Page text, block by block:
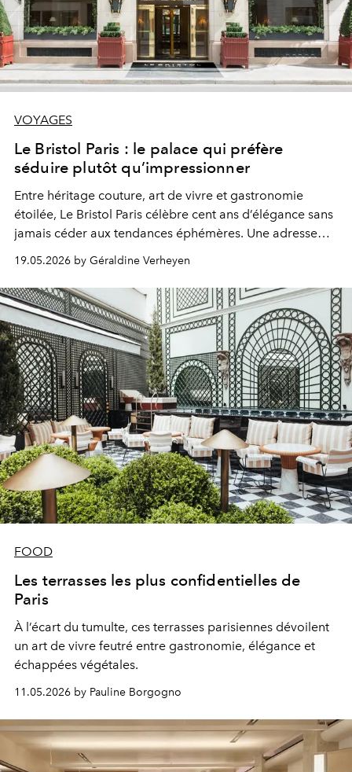
VOYAGES
Le Bristol Paris : le palace qui préfère
séduire plutôt qu’impressionner
Entre héritage couture, art de vivre et gastronomie
étoilée, Le Bristol Paris célèbre cent ans d’élégance sans
jamais céder aux tendances éphémères. Une adresse
désormais comme une expérience intime, ultra-
personnelle et profondément contemporaine.
19.05.2026 by Géraldine Verheyen
FOOD
Les terrasses les plus confidentielles de
Paris
À l’écart du tumulte, ces terrasses parisiennes dévoilent
un art de vivre feutré entre gastronomie, élégance et
échappées végétales.
11.05.2026 by Pauline Borgogno